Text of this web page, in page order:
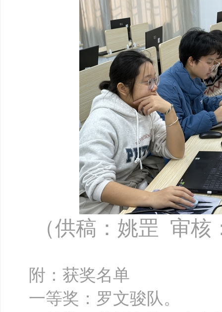
（供稿：姚罡 审
附：获奖名单
一等奖：罗文骏队。